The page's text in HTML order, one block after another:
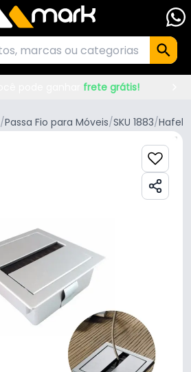
frete grátis!
/Passa Fio para Móveis/SKU 1883/Hafele